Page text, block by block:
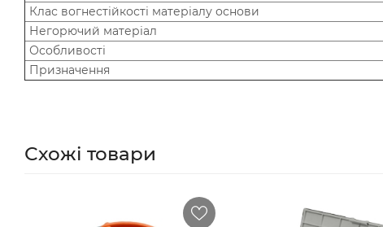
Клас вогнестійкості матеріалу основи
Негорючий матеріал
Особливості
Призначення
Схожі товари